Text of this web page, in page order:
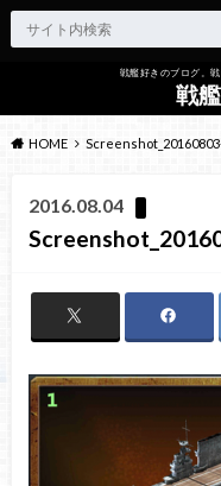
戦艦好きのブログ。
戦
HOME
2016.08.04